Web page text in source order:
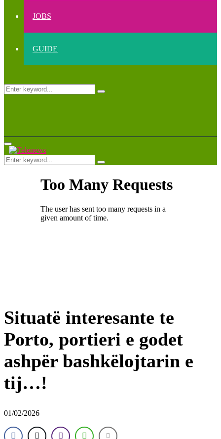
JOBS
GUIDE
Search
Search
Primary
Menu
Search
for:
Search
Situatë interesante te
Porto, portieri e godet
ashpër bashkëlojtarin e
tij…!
01/02/2026